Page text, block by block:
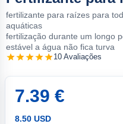
fertilizante para raízes para
aquáticas
fertilização durante um longo
estável a água não fica turva
10 Avaliações
7.39 €
8.50 USD